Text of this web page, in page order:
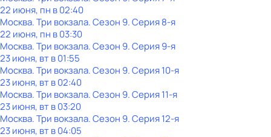
22 июня, пн в 02:40
Москва. Три вокзала. Сезон 9. Серия 8-я
22 июня, пн в 03:30
Москва. Три вокзала. Сезон 9. Серия 9-я
23 июня, вт в 01:55
Москва. Три вокзала. Сезон 9. Серия 10-я
23 июня, вт в 02:40
Москва. Три вокзала. Сезон 9. Серия 11-я
23 июня, вт в 03:20
Москва. Три вокзала. Сезон 9. Серия 12-я
23 июня, вт в 04:05